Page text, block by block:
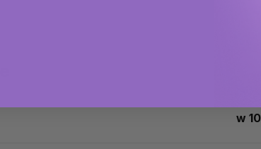
w